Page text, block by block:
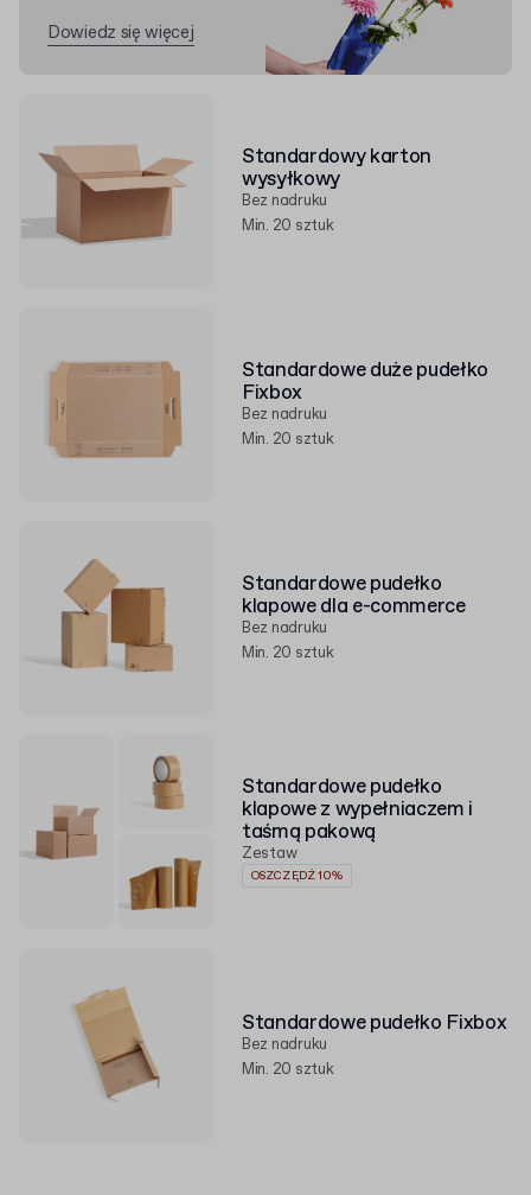
Standardowy karton
wysyłkowy
Bez nadruku
Min. 20 sztuk
Standardowe duże pudełko
Fixbox
Bez nadruku
Min. 20 sztuk
Standardowe pudełko
klapowe dla e-commerce
Bez nadruku
Min. 20 sztuk
Standardowe pudełko
klapowe z wypełniaczem i
taśmą pakową
Zestaw
OSZCZĘDŹ 10%
Standardowe pudełko Fixbox
Bez nadruku
Min. 20 sztuk
Dowiedz się więcej